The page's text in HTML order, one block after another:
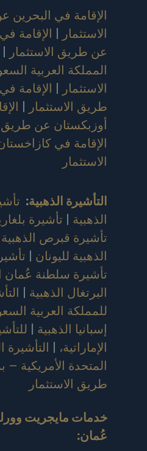
الإقامة في
الاستثمار | الإقامة
عن طريق الاستثمار |
المملكة العربية
الاستثمار | الإقامة
طريق الاستثمار |
أوزبكستان عن طريق
الإقامة في
الاستثمار
التأشيرة الذهبية:
الذهبية | تأشيرة
تأشيرة قبرص الذهبية
الذهبية لليونان |
تأشيرة سلطنة عُمان
البرتغال الذهبية |
للمملكة العربية
إسبانيا الذهبية |
الإماراتية، | التأشيرة
المتحدة الأمريكية –
طريق الاستثمار
خدمات مايجريت
عُمان: